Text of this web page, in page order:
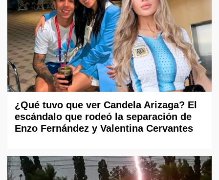
¿Qué tuvo que ver Candela Arizaga? El
escándalo que rodeó la separación de
Enzo Fernández y Valentina Cervantes